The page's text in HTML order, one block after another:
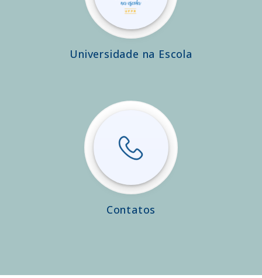
Universidade na Escola
Contatos